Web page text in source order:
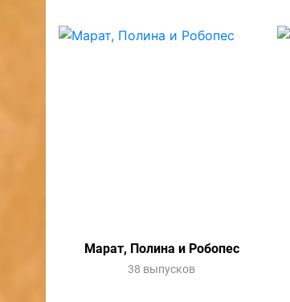
Марат, Полина и Робопес
38 выпусков